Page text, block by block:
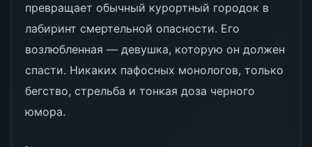
превращает обычный курортный городок в
лабиринт смертельной опасности. Его
возлюбленная — девушка, которую он должен
спасти. Никаких пафосных монологов, только
бегство, стрельба и тонкая доза черного
юмора.